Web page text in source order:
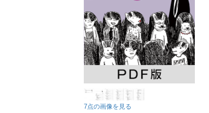
7点の画像を見る